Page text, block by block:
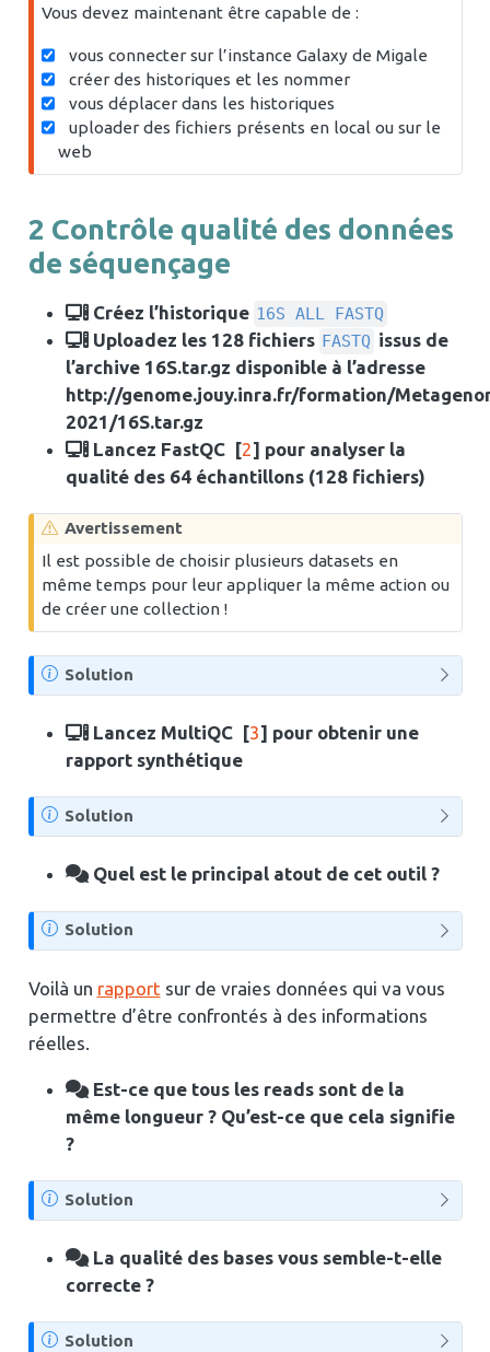
Vous devez maintenant être capable de :
vous connecter sur l’instance Galaxy de Migale
créer des historiques et les nommer
vous déplacer dans les historiques
uploader des fichiers présents en local ou sur le
web
2 Contrôle qualité des données
de séquençage
Créez l’historique 16S ALL FASTQ
Uploadez les 128 fichiers FASTQ issus de
l’archive 16S.tar.gz disponible à l’adresse
http://genome.jouy.inra.fr/formation/
2021/16S.tar.gz
Lancez FastQC [2] pour analyser la
qualité des 64 échantillons (128 fichiers)
Avertissement
Il est possible de choisir plusieurs datasets en
même temps pour leur appliquer la même action ou
de créer une collection !
N
o
t
e
Solution
Lancez MultiQC [3] pour obtenir une
rapport synthétique
N
o
t
Solution
Quel est le principal atout de cet outil ?
N
o
e
Solution
Voilà un rapport sur de vraies données qui va vous
permettre d’être confrontés à des informations
réelles.
Est-ce que tous les reads sont de la
même longueur ? Qu’est-ce que cela signifie
?
N
o
t
Solution
La qualité des bases vous semble-t-elle
correcte ?
N
Solution